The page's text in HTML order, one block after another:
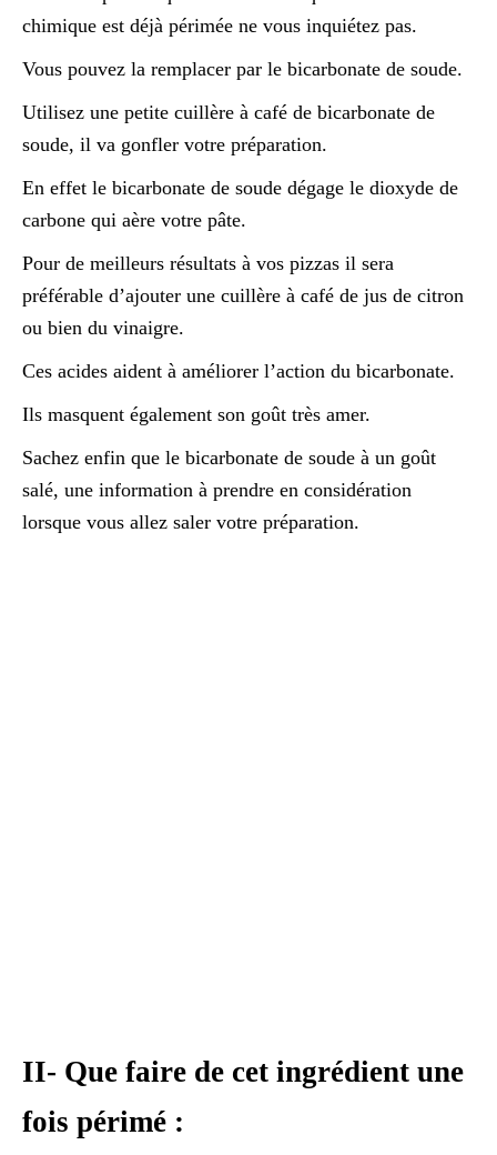
chimique est déjà périmée ne vous inquiétez pas.
Vous pouvez la remplacer par le bicarbonate de soude.
Utilisez une petite cuillère à café de bicarbonate de
soude, il va gonfler votre préparation.
En effet le bicarbonate de soude dégage le dioxyde de
carbone qui aère votre pâte.
Pour de meilleurs résultats à vos pizzas il sera
préférable d’ajouter une cuillère à café de jus de citron
ou bien du vinaigre.
Ces acides aident à améliorer l’action du bicarbonate.
Ils masquent également son goût très amer.
Sachez enfin que le bicarbonate de soude à un goût
salé, une information à prendre en considération
lorsque vous allez saler votre préparation.
II- Que faire de cet ingrédient une
fois périmé :